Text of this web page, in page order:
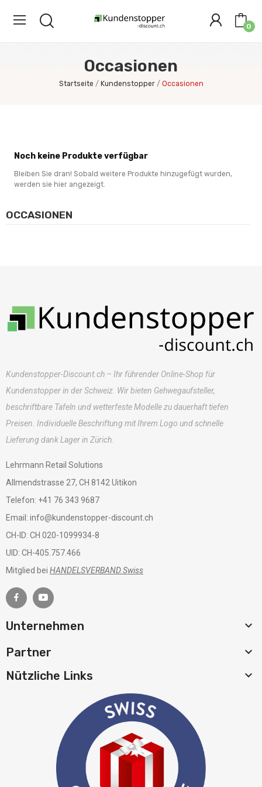
0
Occasionen
Startseite Kundenstopper Occasionen
OCCASIONEN
Noch keine Produkte verfügbar
Bleiben Sie dran! Sobald weitere Produkte hinzugefügt wurden,
werden sie hier angezeigt.
Kundenstopper-Discount.ch – Ihr führender Online-Shop für
Kundenstopper in der Schweiz. Wir bieten Gehwegaufsteller,
beschriftbare Tafeln und wetterfeste Modelle zu dauerhaft tiefen
Preisen. Individuelle Beschriftung mit Ihrem Logo und schnelle
Lieferung dank Lager in Zürich.
Lehrmann Retail Solutions
Allmendstrasse 27, CH 8142 Uitikon
Telefon: +41 76 343 9687
Email: info@kundenstopper-discount.ch
CH-ID: CH 020-1099934-8
UID: CH-405.757.466
Mitglied bei HANDELSVERBAND.Swiss
Unternehmen

Partner

Nützliche Links
